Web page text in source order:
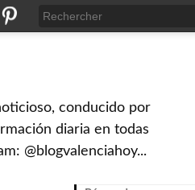
conducido por
diaria en todas
@blogvalenciahoy...